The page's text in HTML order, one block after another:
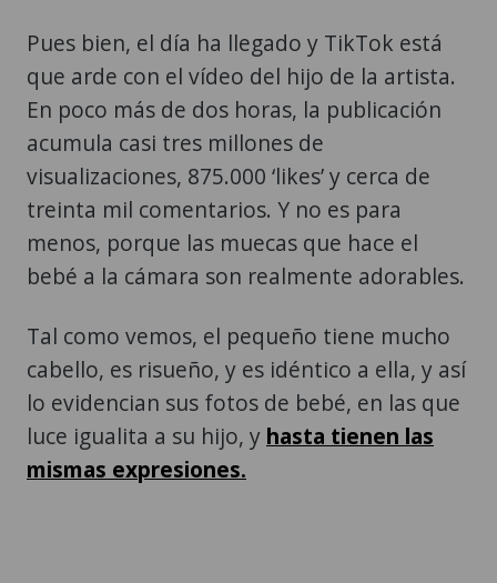
Pues bien, el día ha llegado y TikTok está
que arde con el vídeo del hijo de la artista.
En poco más de dos horas, la publicación
acumula casi tres millones de
visualizaciones, 875.000 ‘likes’ y cerca de
treinta mil comentarios. Y no es para
menos, porque las muecas que hace el
bebé a la cámara son realmente adorables.
Tal como vemos, el pequeño tiene mucho
cabello, es risueño, y es idéntico a ella, y así
lo evidencian sus fotos de bebé, en las que
luce igualita a su hijo, y hasta tienen las
mismas expresiones.